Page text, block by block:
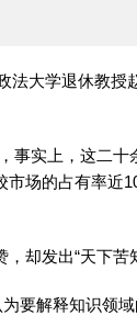
法大学退休教授
事实上，这二
市场的占有率近
却发出“天下苦
要解释知识领